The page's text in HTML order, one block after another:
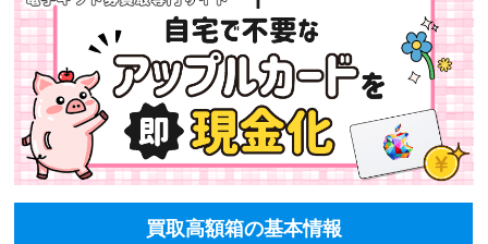
買取高額箱の基本情報